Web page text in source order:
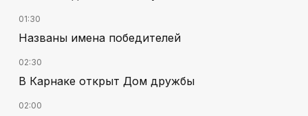
01:30
Названы имена победителей
02:30
В Карнаке открыт Дом дружбы
02:00